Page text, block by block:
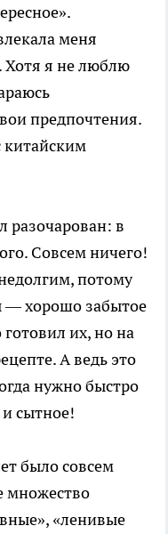
меня
Хотя я не люблю
предпочтения.
разочарован: в
Совсем ничего!
потому
— хорошо забытое
готовил их, но на
А ведь это
нужно быстро
сытное!
было совсем
множество
«ленивые